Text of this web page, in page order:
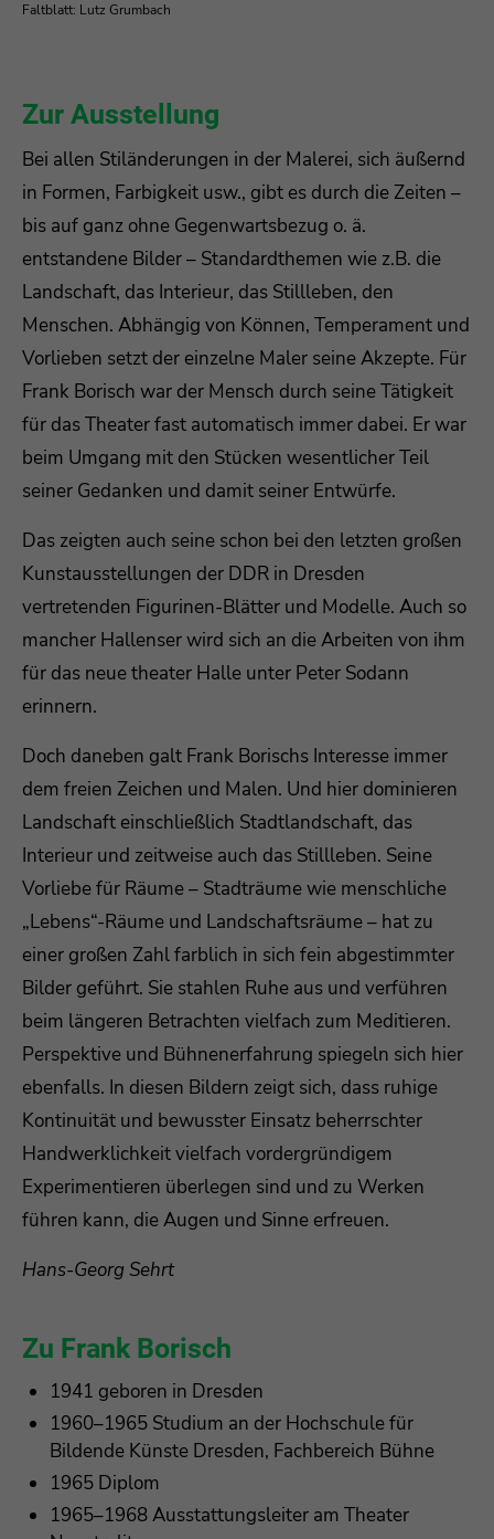
Faltblatt: Lutz Grumbach
Zur Ausstellung
Bei allen Stiländerungen in der Malerei, sich äußernd
in Formen, Farbigkeit usw., gibt es durch die Zeiten –
bis auf ganz ohne Gegenwartsbezug o. ä.
entstandene Bilder – Standardthemen wie z.B. die
Landschaft, das Interieur, das Stillleben, den
Menschen. Abhängig von Können, Temperament und
Vorlieben setzt der einzelne Maler seine Akzepte. Für
Frank Borisch war der Mensch durch seine Tätigkeit
für das Theater fast automatisch immer dabei. Er war
beim Umgang mit den Stücken wesentlicher Teil
seiner Gedanken und damit seiner Entwürfe.
Das zeigten auch seine schon bei den letzten großen
Kunstausstellungen der DDR in Dresden
vertretenden Figurinen-Blätter und Modelle. Auch so
mancher Hallenser wird sich an die Arbeiten von ihm
für das neue theater Halle unter Peter Sodann
erinnern.
Doch daneben galt Frank Borischs Interesse immer
dem freien Zeichen und Malen. Und hier dominieren
Landschaft einschließlich Stadtlandschaft, das
Interieur und zeitweise auch das Stillleben. Seine
Vorliebe für Räume – Stadträume wie menschliche
„Lebens“-Räume und Landschaftsräume – hat zu
einer großen Zahl farblich in sich fein abgestimmter
Bilder geführt. Sie stahlen Ruhe aus und verführen
beim längeren Betrachten vielfach zum Meditieren.
Perspektive und Bühnenerfahrung spiegeln sich hier
ebenfalls. In diesen Bildern zeigt sich, dass ruhige
Kontinuität und bewusster Einsatz beherrschter
Handwerklichkeit vielfach vordergründigem
Experimentieren überlegen sind und zu Werken
führen kann, die Augen und Sinne erfreuen.
Hans-Georg Sehrt
Zu Frank Borisch
1941 geboren in Dresden
1960–1965 Studium an der Hochschule für
Bildende Künste Dresden, Fachbereich Bühne
1965 Diplom
1965–1968 Ausstattungsleiter am Theater